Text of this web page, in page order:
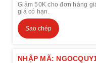
Giảm 50K cho đơn hàng
giá có hạn.
Sao chép
NHẬP MÃ: